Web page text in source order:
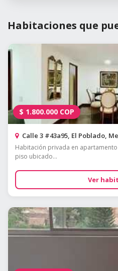
Habitaciones que
$ 1.800.000 COP
Calle 3 #43a95, El Poblado,
Habitación privada en
piso ubicado...
Ver